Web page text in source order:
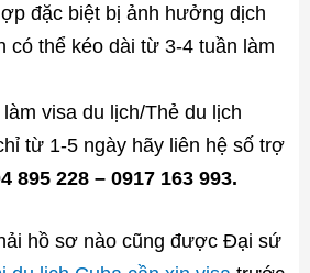
đặc biệt bị ảnh hưởng dịch
thể kéo dài từ 3-4 tuần làm
visa du lịch/Thẻ du lịch
từ 1-5 ngày hãy liên hệ số trợ
895 228 – 0917 163 993.
hồ sơ nào cũng được Đại sứ